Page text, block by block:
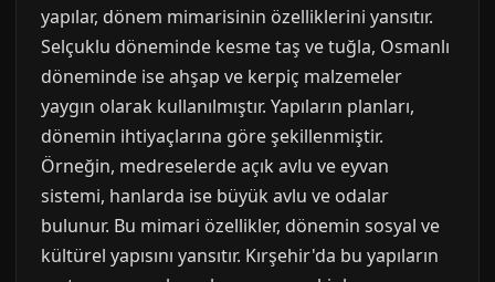
yapılar, dönem mimarisinin özelliklerini yansıtır.
Selçuklu döneminde kesme taş ve tuğla, Osmanlı
döneminde ise ahşap ve kerpiç malzemeler
yaygın olarak kullanılmıştır. Yapıların planları,
dönemin ihtiyaçlarına göre şekillenmiştir.
Örneğin, medreselerde açık avlu ve eyvan
sistemi, hanlarda ise büyük avlu ve odalar
bulunur. Bu mimari özellikler, dönemin sosyal ve
kültürel yapısını yansıtır. Kırşehir'da bu yapıların